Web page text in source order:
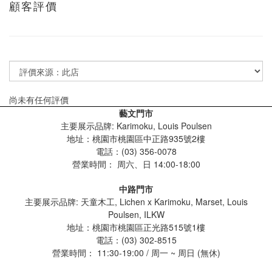
顧客評價
尚未有任何評價
藝文門市
主要展示品牌: Karimoku, Louis Poulsen
地址：桃園市桃園區中正路935號2樓
電話：(03) 356-0078
營業時間： 周六、日 14:00-18:00
中路門市
主要展示品牌: 天童木工, Lichen x Karimoku, Marset, Louis
Poulsen, ILKW
地址：桃園市桃園區正光路515號1樓
電話：(03) 302-8515
營業時間： 11:30-19:00 / 周一 ~ 周日 (無休)